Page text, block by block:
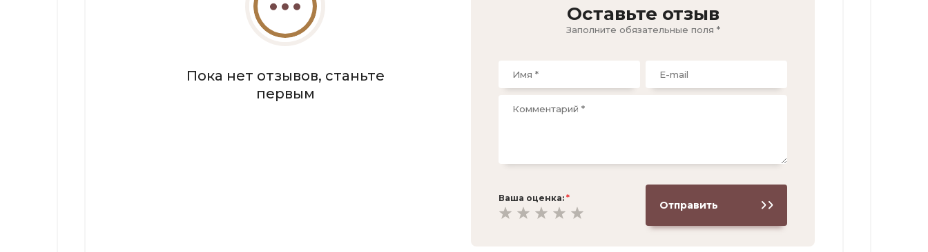
Пока нет отзывов, станьте
первым
Оставьте отзыв
Заполните обязательные поля *
Ваша оценка: *